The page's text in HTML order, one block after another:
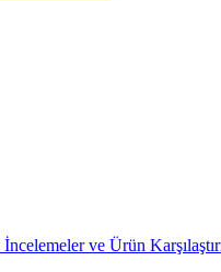
ve Ürün